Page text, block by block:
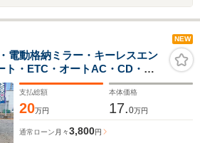
NEW
動格納ミラー・キーレスエン
ト・ETC・オートAC・CD・
ライザー・盗難防止装置
支払総額
20万円
本体価格
17.0万円
通常ローン 月々3,800円